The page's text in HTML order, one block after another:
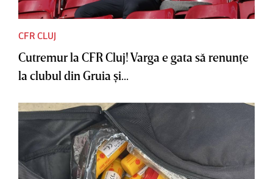
CFR CLUJ
Cutremur la CFR Cluj! Varga e gata să renunţe
la clubul din Gruia şi...